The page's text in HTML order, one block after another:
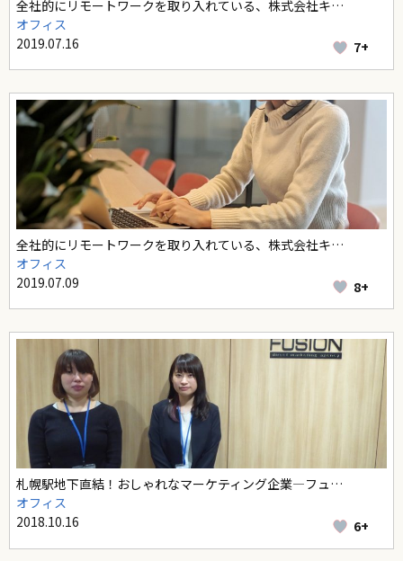
全社的にリモートワークを取り入れている、株式会社キ…
オフィス
2019.07.16
7+
全社的にリモートワークを取り入れている、株式会社キ…
オフィス
2019.07.09
8+
札幌駅地下直結！おしゃれなマーケティング企業—フュ…
オフィス
2018.10.16
6+